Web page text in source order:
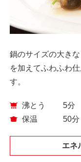
鍋のサイズの大き
を加えてふわふわ
す。
沸とう
5分
保温
50分
エネ